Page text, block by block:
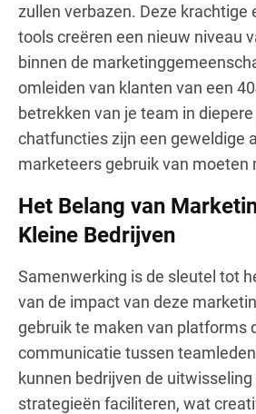
zullen verbazen. Deze krachtige
tools creëren een nieuw niveau
binnen de
omleiden van klanten van een
betrekken van je team in
chatfuncties zijn een geweldige
marketeers gebruik van moeten
Het Belang van
Kleine Bedrijven
Samenwerking is de sleutel tot
van de impact van deze
gebruik te maken van platforms
communicatie tussen
kunnen bedrijven de uitwisseling
strategieën faciliteren, wat